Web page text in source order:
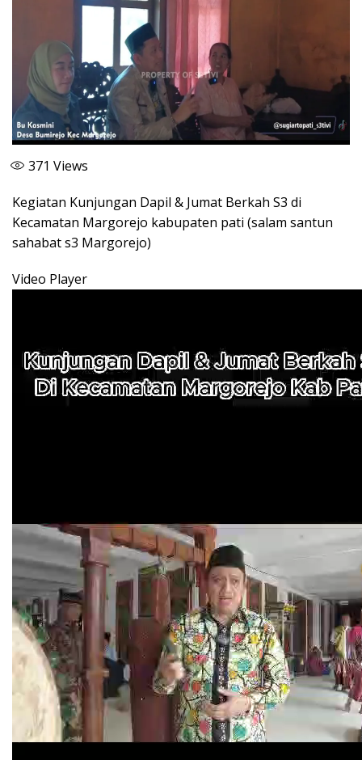
371 Views
Kegiatan Kunjungan Dapil & Jumat Berkah S3 di
Kecamatan Margorejo kabupaten pati (salam santun
sahabat s3 Margorejo)
Video Player